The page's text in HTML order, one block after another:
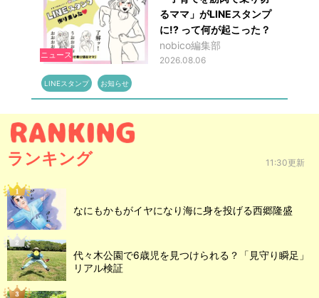
ニュース
るママ」がLINEスタンプ
に!? って何が起こった？
nobico編集部
2026.08.06
LINEスタンプ お知らせ
ランキング 11:30更新
なにもかもがイヤになり海に身を投げる西郷隆盛
代々木公園で6歳児を見つけられる？「見守り瞬足」
リアル検証